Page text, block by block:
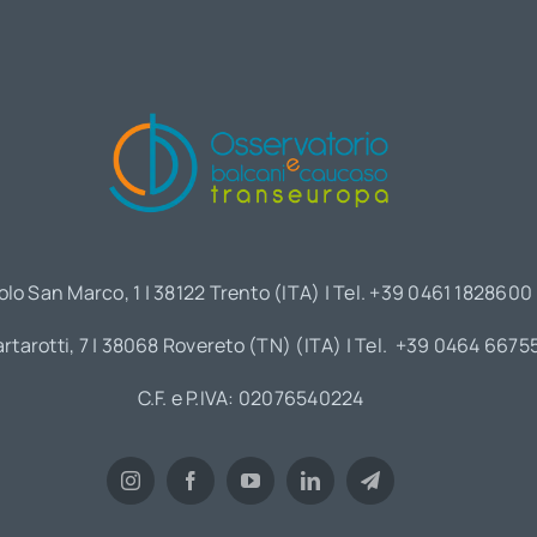
San Marco, 1 | 38122 Trento (ITA) | Tel. +39 0461 1828600
7 | 38068 Rovereto (TN) (ITA) | Tel. +39 0464
C.F. e P.IVA: 02076540224